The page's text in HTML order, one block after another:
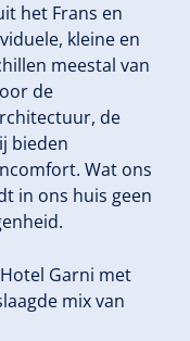
het Frans en
kleine en
meestal van
de
de
bieden
Wat ons
in ons huis geen
Garni met
mix van